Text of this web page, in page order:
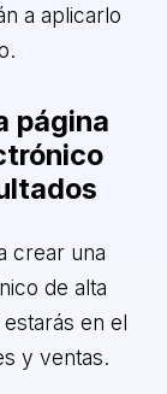
a aplicarlo
página
crear una
de alta
en el
y ventas.